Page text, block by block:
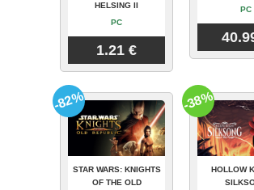
HELSING II
PC
1.21 €
PC
STAR WARS: KNIGHTS
OF THE OLD
-82%
HOLLOW
-38%